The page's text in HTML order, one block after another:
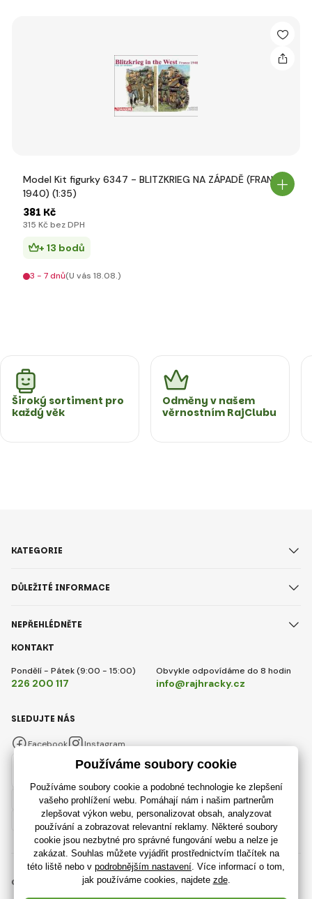
Model Kit figurky 6347 - BLITZKRIEG NA ZÁPADĚ (FRANCIE
1940) (1:35)
381 Kč
315 Kč bez DPH
+ 13 bodů
3 - 7 dnů(U vás 18.08.)
Široký sortiment pro
každý věk
Odměny v našem
věrnostním RajClubu
KONTAKT
Pondělí - Pátek (9:00 - 15:00)
226 200 117
Obvykle odpovídáme do 8 hodin
info@rajhracky.cz
KATEGORIE
DŮLEŽITÉ INFORMACE
NEPŘEHLÉDNĚTE
SLEDUJTE NÁS
Facebook Instagram
© 2018 - 2026 RajHracky.cz, Všechna práva vyhrazena